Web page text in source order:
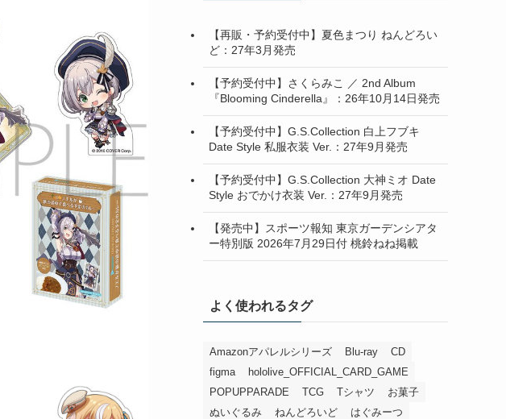
【再販・予約受付中】夏色まつり ねんどろい
ど：27年3月発売
【予約受付中】さくらみこ ／ 2nd Album
『Blooming Cinderella』：26年10月14日発売
【予約受付中】G.S.Collection 白上フブキ
Date Style 私服衣装 Ver.：27年9月発売
【予約受付中】G.S.Collection 大神ミオ Date
Style おでかけ衣装 Ver.：27年9月発売
【発売中】スポーツ報知 東京ガーデンシアタ
ー特別版 2026年7月29日付 桃鈴ねね掲載
よく使われるタグ
Amazonアパレルシリーズ Blu-ray
CD
figma
hololive_OFFICIAL_CARD_GAME
POPUPPARADE
TCG Tシャツ
お菓子
ぬいぐるみ
ねんどろいど
はぐみーつ